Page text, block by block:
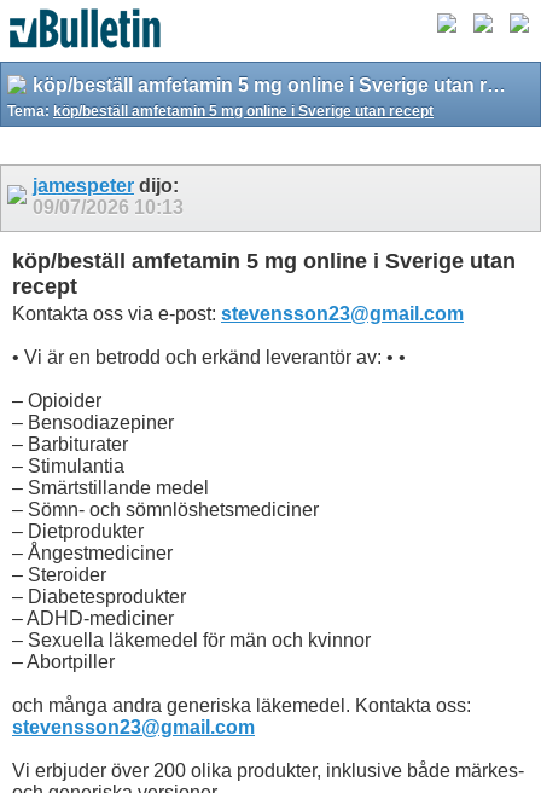
köp/beställ amfetamin 5 mg online i Sverige utan recept
Tema: köp/beställ amfetamin 5 mg online i Sverige utan recept
jamespeter dijo:
09/07/2026 10:13
köp/beställ amfetamin 5 mg online i Sverige utan
recept
Kontakta oss via e-post: stevensson23@gmail.com
• Vi är en betrodd och erkänd leverantör av: • •
– Opioider
– Bensodiazepiner
– Barbiturater
– Stimulantia
– Smärtstillande medel
– Sömn- och sömnlöshetsmediciner
– Dietprodukter
– Ångestmediciner
– Steroider
– Diabetesprodukter
– ADHD-mediciner
– Sexuella läkemedel för män och kvinnor
– Abortpiller
och många andra generiska läkemedel. Kontakta oss:
stevensson23@gmail.com
Vi erbjuder över 200 olika produkter, inklusive både märkes-